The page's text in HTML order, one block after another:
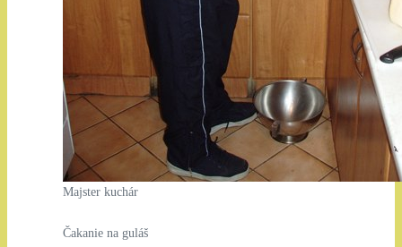
Majster kuchár
Čakanie na guláš